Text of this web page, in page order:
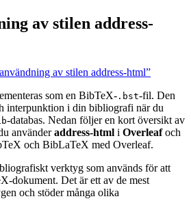
av stilen address-
av stilen address-html”
som en BibTeX-.bst-fil. Den
interpunktion i din bibliografi när du
-databas. Nedan följer en kort översikt av
använderaddress-html i Overleafoch
och BibLaTeX med Overleaf.
verktyg som används för att
dokument. Det är ett av de mest
och stöder många olika